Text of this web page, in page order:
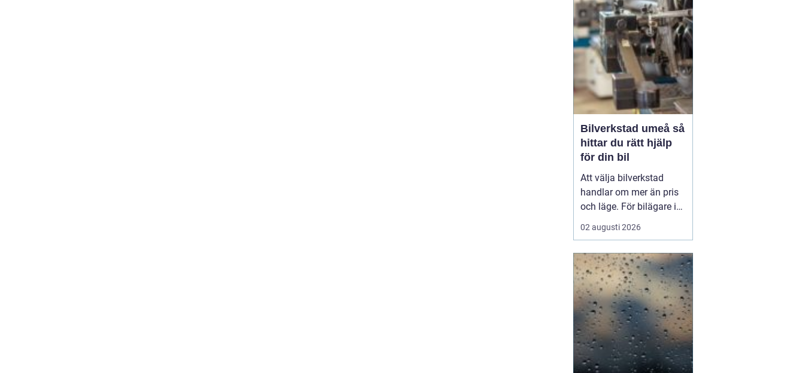
återhämtning, samtidigt
som ...
Bilverkstad umeå så
hittar du rätt hjälp
för din bil
Att välja bilverkstad
handlar om mer än pris
och läge. För bilägare i
Umeå väger trygghet,
tillgänglighet och tydliga
tungt. Enmodern
bilverkst...
02 augusti 2026